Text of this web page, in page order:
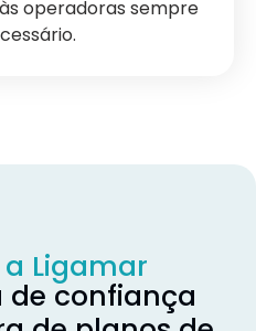
operadoras sempre
Ligamar
de confiança